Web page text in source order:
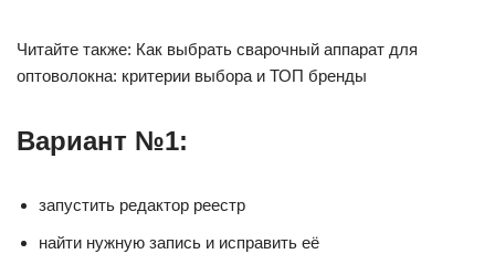
Читайте также: Как выбрать сварочный аппарат для
оптоволокна: критерии выбора и ТОП бренды
Вариант №1:
запустить редактор реестр
найти нужную запись и исправить её